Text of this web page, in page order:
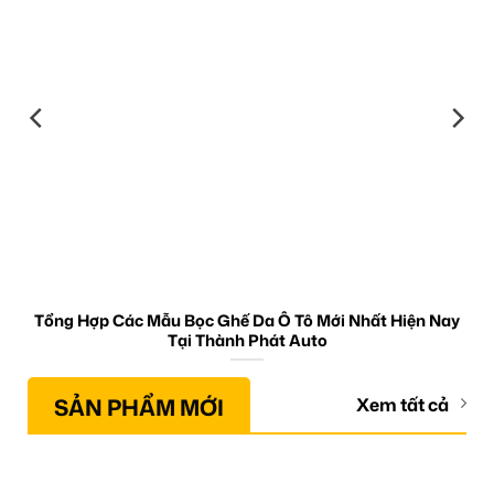
Tổng Hợp Các Mẫu Bọc Ghế Da Ô Tô Mới Nhất Hiện Nay
Tại Thành Phát Auto
SẢN PHẨM MỚI Xem tất cả